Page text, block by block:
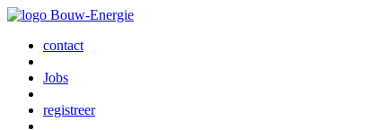
contact
Jobs
registreer